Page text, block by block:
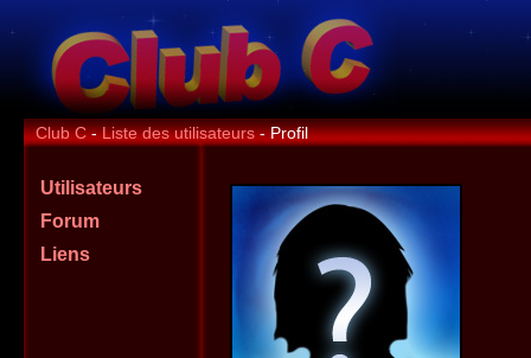
Club C-Liste des utilisateurs- Profil
Utilisateurs
Forum
Liens